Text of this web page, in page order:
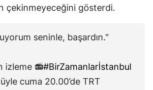
çekinmeyeceğini gösterdi.
seninle, başardın."
izleme 📻#BirZamanlarİstanbul
cuma 20.00’de TRT